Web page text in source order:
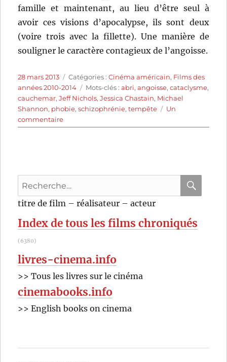
famille et maintenant, au lieu d’être seul à
avoir ces visions d’apocalypse, ils sont deux
(voire trois avec la fillette). Une manière de
souligner le caractère contagieux de l’angoisse.
Publié
le
28 mars 2013 Catégories
Catégories :Cinéma américain, Films des
années 2010-2014
Étiquettes
Mots-clés :abri,angoisse,cataclysme,
cauchemar,Jeff Nichols,Jessica Chastain, Michael
Shannon, phobie,schizophrénie,tempête
Un
commentairesur
Take
Nichols
Recherche
pour
titre de film – réalisateur – acteur
Index de tous les films chroniqués
(6380)
livres-cinema.info
>> Tous les livres sur le cinéma
cinemabooks.info
>> English books on cinema